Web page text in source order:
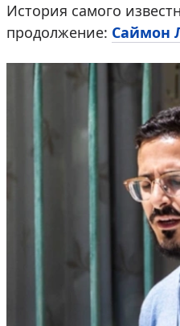
История самого
продолжение: Саймон